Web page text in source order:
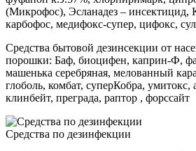
(Микрофос), Эсланадез – инсектицид,
карбофос, медифокс-супер, цифокс,
Средства бытовой дезинсекции от
порошки: Баф, биоцифен, каприн-Ф,
машенька серебряная, мелованный
глоболь, комбат, суперКобра, умитокс,
клинбейт, преграда, раптор , форссайт
Средства по дезинфекции